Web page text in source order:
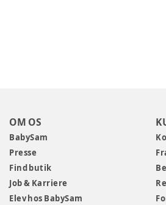
OM OS
BabySam
Presse
Find butik
Job & Karriere
Elev hos BabySam